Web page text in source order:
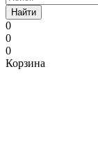
Найти
0
0
0
Корзина